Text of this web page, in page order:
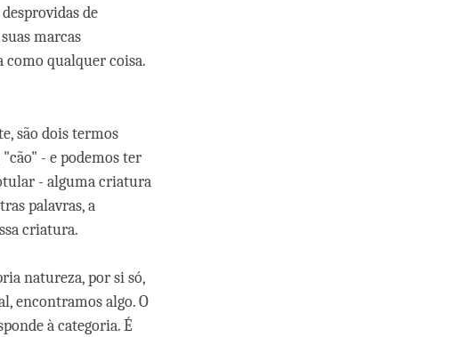
de
marcas
como qualquer coisa.
são dois termos
- e podemos ter
- alguma criatura
palavras, a
criatura.
natureza, por si só,
encontramos algo. O
à categoria. É